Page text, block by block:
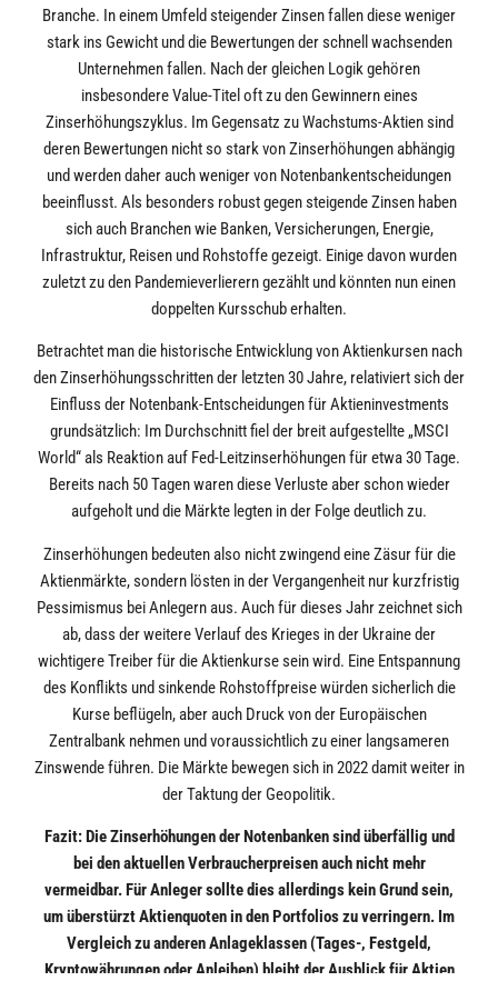
Branche. In einem Umfeld steigender Zinsen fallen diese weniger
stark ins Gewicht und die Bewertungen der schnell wachsenden
Unternehmen fallen. Nach der gleichen Logik gehören
insbesondere Value-Titel oft zu den Gewinnern eines
Zinserhöhungszyklus. Im Gegensatz zu Wachstums-Aktien sind
deren Bewertungen nicht so stark von Zinserhöhungen abhängig
und werden daher auch weniger von Notenbankentscheidungen
beeinflusst. Als besonders robust gegen steigende Zinsen haben
sich auch Branchen wie Banken, Versicherungen, Energie,
Infrastruktur, Reisen und Rohstoffe gezeigt. Einige davon wurden
zuletzt zu den Pandemieverlierern gezählt und könnten nun einen
doppelten Kursschub erhalten.
Betrachtet man die historische Entwicklung von Aktienkursen nach
den Zinserhöhungsschritten der letzten 30 Jahre, relativiert sich der
Einfluss der Notenbank-Entscheidungen für Aktieninvestments
grundsätzlich: Im Durchschnitt fiel der breit aufgestellte „MSCI
World“ als Reaktion auf Fed-Leitzinserhöhungen für etwa 30 Tage.
Bereits nach 50 Tagen waren diese Verluste aber schon wieder
aufgeholt und die Märkte legten in der Folge deutlich zu.
Zinserhöhungen bedeuten also nicht zwingend eine Zäsur für die
Aktienmärkte, sondern lösten in der Vergangenheit nur kurzfristig
Pessimismus bei Anlegern aus. Auch für dieses Jahr zeichnet sich
ab, dass der weitere Verlauf des Krieges in der Ukraine der
wichtigere Treiber für die Aktienkurse sein wird. Eine Entspannung
des Konflikts und sinkende Rohstoffpreise würden sicherlich die
Kurse beflügeln, aber auch Druck von der Europäischen
Zentralbank nehmen und voraussichtlich zu einer langsameren
Zinswende führen. Die Märkte bewegen sich in 2022 damit weiter in
der Taktung der Geopolitik.
Fazit: Die Zinserhöhungen der Notenbanken sind überfällig und
bei den aktuellen Verbraucherpreisen auch nicht mehr
vermeidbar. Für Anleger sollte dies allerdings kein Grund sein,
um überstürzt Aktienquoten in den Portfolios zu verringern. Im
Vergleich zu anderen Anlageklassen (Tages-, Festgeld,
Kryptowährungen oder Anleihen) bleibt der Ausblick für Aktien